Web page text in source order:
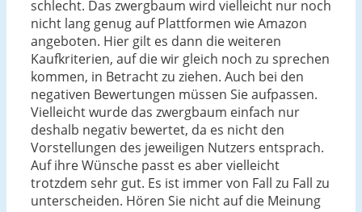
schlecht. Das zwergbaum wird vielleicht nur noch
nicht lang genug auf Plattformen wie Amazon
angeboten. Hier gilt es dann die weiteren
Kaufkriterien, auf die wir gleich noch zu sprechen
kommen, in Betracht zu ziehen. Auch bei den
negativen Bewertungen müssen Sie aufpassen.
Vielleicht wurde das zwergbaum einfach nur
deshalb negativ bewertet, da es nicht den
Vorstellungen des jeweiligen Nutzers entsprach.
Auf ihre Wünsche passt es aber vielleicht
trotzdem sehr gut. Es ist immer von Fall zu Fall zu
unterscheiden. Hören Sie nicht auf die Meinung